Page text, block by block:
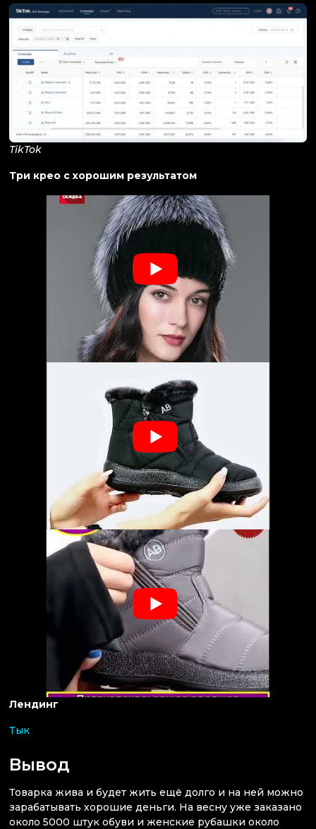
TikTok
Три крео с хорошим результатом
Лендинг
Тык
Вывод
Товарка жива и будет жить ещё долго и на ней можно
зарабатывать хорошие деньги. На весну уже заказано
около 5000 штук обуви и женские рубашки около